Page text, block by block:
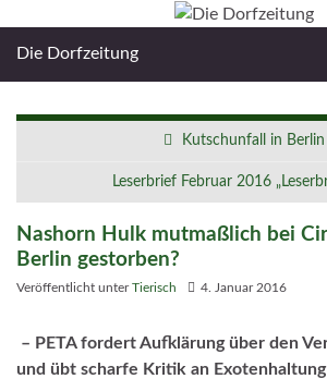
Die Dorfzeitung
Kutschunfall in Berlin
Leserbrief Februar 2016
Nashorn Hulk mutmaßlich bei
Berlin gestorben?
Veröffentlicht unterTierisch 4. Januar 2016
– PETA fordert Aufklärung über den
und übt scharfe Kritik an